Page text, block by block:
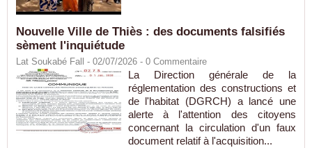
Nouvelle Ville de Thiès : des documents falsifiés
sèment l'inquiétude
Lat Soukabé Fall - 02/07/2026 - 0 Commentaire
La Direction générale de la
réglementation des constructions et
de l'habitat (DGRCH) a lancé une
alerte à l'attention des citoyens
concernant la circulation d'un faux
document relatif à l'acquisition...